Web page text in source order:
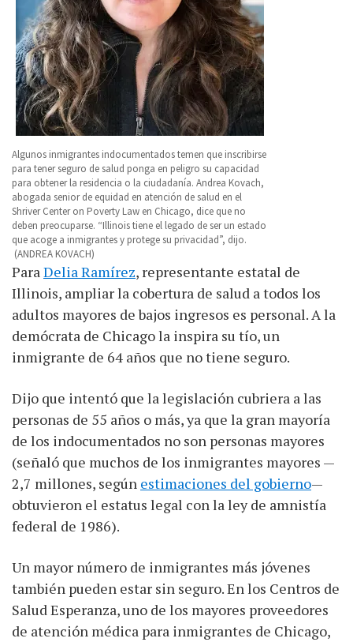
Algunos inmigrantes indocumentados temen que inscribirse
para tener seguro de salud ponga en peligro su capacidad
para obtener la residencia o la ciudadanía. Andrea Kovach,
abogada senior de equidad en atención de salud en el
Shriver Center on Poverty Law en Chicago, dice que no
deben preocuparse. “Illinois tiene el legado de ser un estado
que acoge a inmigrantes y protege su privacidad”, dijo.
(ANDREA KOVACH)
ParaDelia Ramírez, representante estatal de
Illinois, ampliar la cobertura de salud a todos los
adultos mayores de bajos ingresos es personal. A la
demócrata de Chicago la inspira su tío, un
inmigrante de 64 años que no tiene seguro.
Dijo que intentó que la legislación cubriera a las
personas de 55 años o más, ya que la gran mayoría
de los indocumentados no son personas mayores
(señaló que muchos de los inmigrantes mayores —
2,7 millones, según estimaciones del gobierno—
obtuvieron el estatus legal con la ley de amnistía
federal de 1986).
Un mayor número de inmigrantes más jóvenes
también pueden estar sin seguro. En los Centros de
Salud Esperanza, uno de los mayores proveedores
de atención médica para inmigrantes de Chicago,